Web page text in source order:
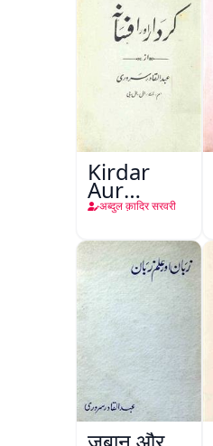
Kirdar
Aur
Afsana
अब्दुल क़ादिर सरवरी